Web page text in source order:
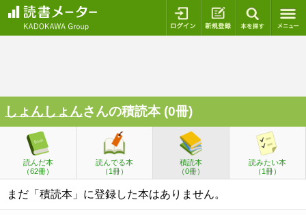
ログイン 新規登録
しょんしょんさんの積読本 (0冊)
読んだ本
（62冊）
読んでる本
（1冊）
積読本
（0冊）
読みたい本
（1冊）
まだ「積読本」に登録した本はありません。